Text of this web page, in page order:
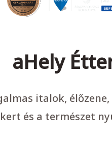
aHely
italok,
és a természet